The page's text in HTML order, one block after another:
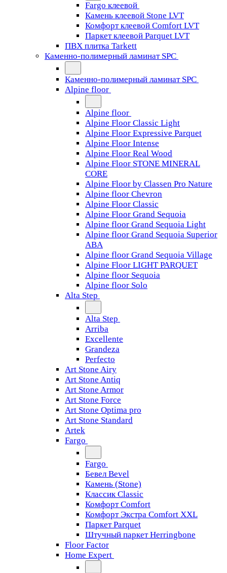
Fargo клеевой
Камень клеевой Stone LVT
Комфорт клеевой Comfort LVT
Паркет клеевой Parquet LVT
ПВХ плитка Tarkett
Каменно-полимерный ламинат SPC
Каменно-полимерный ламинат SPC
Alpine floor
Alpine floor
Alpine Floor Classic Light
Alpine Floor Expressive Parquet
Alpine Floor Intense
Alpine Floor Real Wood
Alpine Floor STONE MINERAL
CORE
Alpine Floor by Classen Pro Nature
Alpine floor Chevron
Alpine Floor Classic
Alpine Floor Grand Sequoia
Alpine floor Grand Sequoia Light
Alpine floor Grand Sequoia Superior
ABA
Alpine floor Grand Sequoia Village
Alpine Floor LIGHT PARQUET
Alpine floor Sequoia
Alpine floor Solo
Alta Step
Alta Step
Arriba
Excellente
Grandeza
Perfecto
Art Stone Airy
Art Stone Antiq
Art Stone Armor
Art Stone Force
Art Stone Optima pro
Art Stone Standard
Artek
Fargo
Fargo
Бевел Bevel
Камень (Stone)
Классик Classic
Комфорт Comfort
Комфорт Экстра Comfort XXL
Паркет Parquet
Штучный паркет Herringbone
Floor Factor
Home Expert